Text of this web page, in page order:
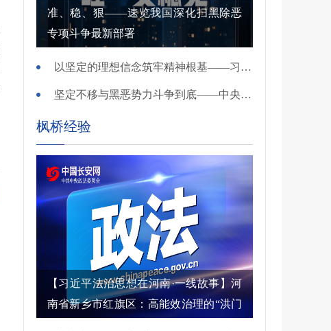
准、稳、狠——速览我国深化扫黑除恶
专项斗争最新部署
以坚定的理想信念筑牢精神根基——习近平党建思想理论品格系列述评之一
坚定不移与黑恶势力斗争到底——中央政法委负责同志就开展深化扫黑除恶专项斗争有关问题答记者问
枫桥经验
【习近平法治思想在河南·一线故事】河
南省新乡市红旗区：高能效治理的“洪门